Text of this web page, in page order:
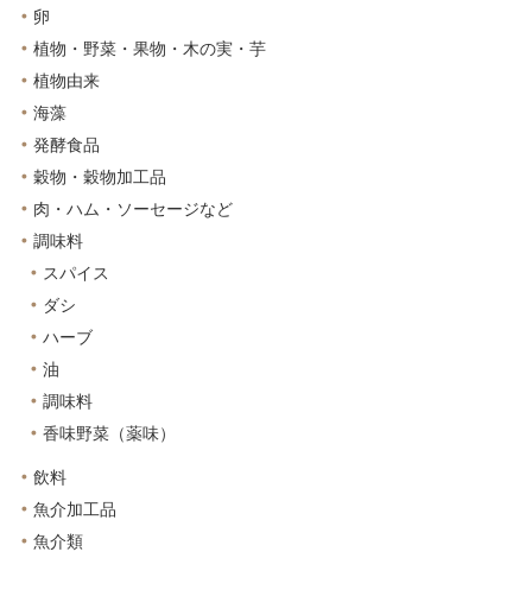
卵
植物・野菜・果物・木の実・芋
植物由来
海藻
発酵食品
穀物・穀物加工品
肉・ハム・ソーセージなど
調味料
スパイス
ダシ
ハーブ
油
調味料
香味野菜（薬味）
飲料
魚介加工品
魚介類